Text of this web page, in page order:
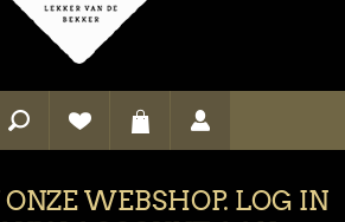
WEBSHOP. LOG IN